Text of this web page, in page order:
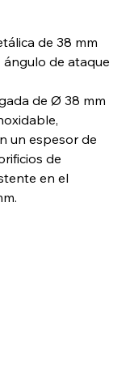
de 38 mm
de ataque
de Ø 38 mm
un espesor de
de
en el